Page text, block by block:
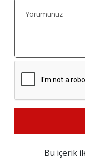
Bu içerik